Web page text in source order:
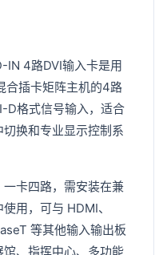
4路DVI输入卡是用
合插卡矩阵主机的4路
D格式信号输入，适合
换和专业显示控制系
卡四路，需安装在兼
用，可与 HDMI、
等其他输入输出板
、指挥中心、多功能